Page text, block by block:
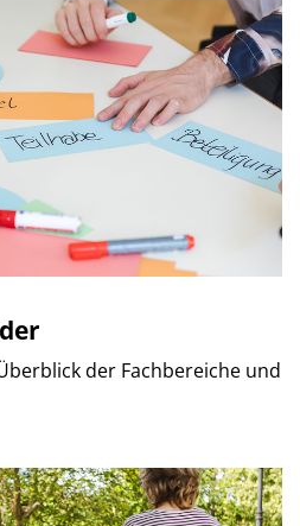
der Fachbereiche und